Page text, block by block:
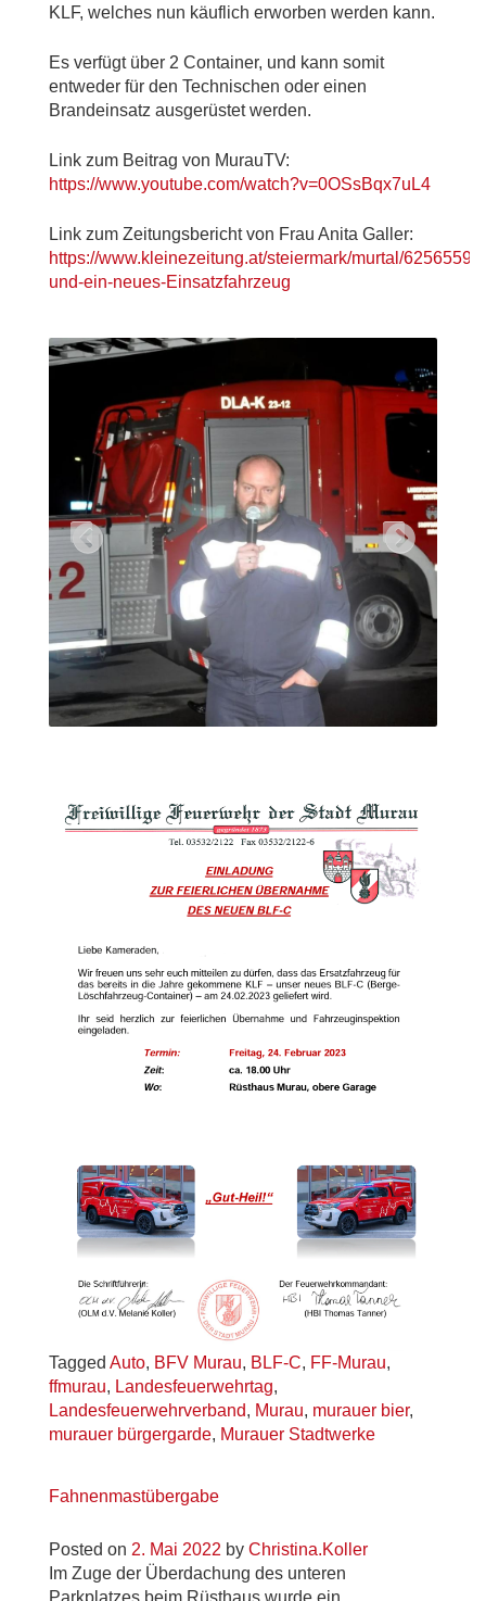
KLF, welches nun käuflich erworben werden kann.
Es verfügt über 2 Container, und kann somit
entweder für den Technischen oder einen
Brandeinsatz ausgerüstet werden.
Link zum Beitrag von MurauTV:
https://www.youtube.com/watch?v=0OSsBqx7uL4
Link zum Zeitungsbericht von Frau Anita Galler:
https://www.kleinezeitung.at/steiermark/murtal/
und-ein-neues-Einsatzfahrzeug
Tagged Auto, BFV Murau, BLF-C, FF-Murau,
ffmurau, Landesfeuerwehrtag,
Landesfeuerwehrverband, Murau, murauer bier,
murauer bürgergarde, Murauer Stadtwerke
Fahnenmastübergabe
Posted on 2. Mai 2022 by Christina.Koller
Im Zuge der Überdachung des unteren
Parkplatzes beim Rüsthaus wurde ein